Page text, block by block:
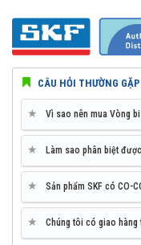
hàng triệu khách hàng
CÂU HỎI THƯỜNG
★ Vì sao nên mua Vòng
★ Làm sao phân biệt
★ Sản phẩm SKF có CO-
★ Chúng tôi có giao hàng